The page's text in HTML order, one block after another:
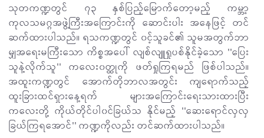
သုတကဏ္ဍတွင် ၇၃ နှစ်ပြည့်မြောက်တော့မည့် ကမ္ဘာ့
ကုလသမဂ္ဂအဖွဲ့ကြီးအကြောင်းကို ဆောင်းပါး အနေဖြင့် တင်
ဆက်ထားပါသည်။ ရသကဏ္ဍတွင် ၀င့်သူခင်၏ သူမအတွက်ဘာ
မျှအရေးမကြီးသော ကိစ္စအပေါ် လျစ်လျူရှုပစ်နိုင်ခဲ့သော ''ပြေး
သူနဲ့လိုက်သူ'' ကလေး၀တ္ထုကို ဖတ်ရှုကြရမည် ဖြစ်ပါသည်။
အထူးကဏ္ဍတွင် အောက်တိုဘာလအတွင်း ကျရောက်သည့်
ထူးခြားထင်ရှားနေ့ရက် များအကြောင်းရေးသားထားပြီး
ကလေးတို့ ကိုယ်တိုင်ပါ၀င်ခြယ်သ နိုင်မည့် ''ဆေးရောင်လှလှ
ခြယ်ကြရအောင်'' ကဏ္ဍကိုလည်း တင်ဆက်ထားပါသည်။